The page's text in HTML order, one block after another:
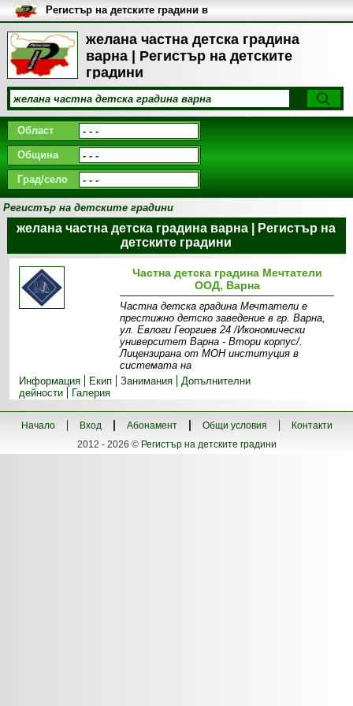
желана частна детска градина
варна | Регистър на детските
градини
Регистър на детските градини в
България
Област
Община
Град/село
Регистър на детските градини
желана частна детска градина варна | Регистър на
детските градини
Частна детска градина Мечтатели
ООД, Варна
Частна детска градина Мечтатели е
престижно детско заведение в гр. Варна,
ул. Евлоги Георгиев 24 /Икономически
университет Варна - Втори корпус/.
Лицензирана от МОН институция в
системата на
Информация
Екип Занимания
Допълнителни
дейности
Галерия
Начало Вход Абонамент Общи условия
Контакти
2012 - 2026 © Регистър на детските градини